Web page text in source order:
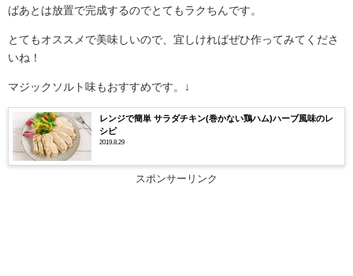
ばあとは放置で完成するのでとてもラクちんです。
とてもオススメで美味しいので、宜しければぜひ作ってみてくださ
いね！
マジックソルト味もおすすめです。↓
レンジで簡単 サラダチキン(巻かない鶏ハム)ハーブ風味のレ
シピ
2019.8.29
スポンサーリンク